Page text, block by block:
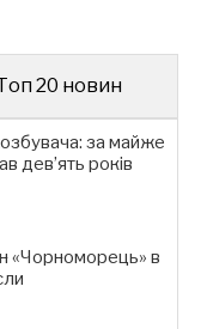
20 новин
за майже
дев’ять років
«Чорноморець» в